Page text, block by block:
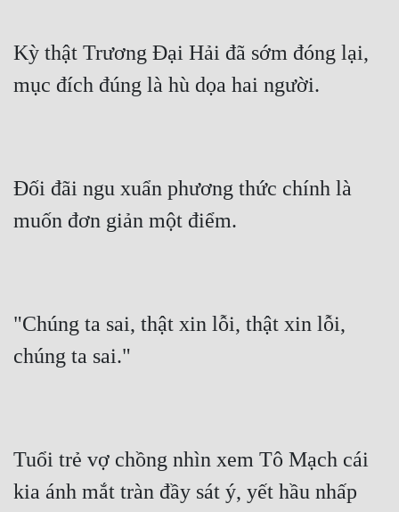
Kỳ thật Trương Đại Hải đã sớm đóng lại,
mục đích đúng là hù dọa hai người.
Đối đãi ngu xuẩn phương thức chính là
muốn đơn giản một điểm.
"Chúng ta sai, thật xin lỗi, thật xin lỗi,
chúng ta sai."
Tuổi trẻ vợ chồng nhìn xem Tô Mạch cái
kia ánh mắt tràn đầy sát ý, yết hầu nhấp